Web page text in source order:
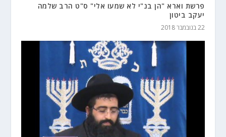
פרשת וארא "הן בנ"י לא שמעו אלי" ס"ט הרב שלמה
יעקב ביטון
22 בנובמבר 2018